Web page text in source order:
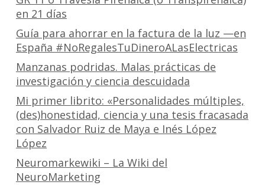
en 21 días
Guía para ahorrar en la factura de la luz —en
España #NoRegalesTuDineroALasElectricas
Manzanas podridas. Malas prácticas de
investigación y ciencia descuidada
Mi primer librito: «Personalidades múltiples,
(des)honestidad, ciencia y una tesis fracasada
con Salvador Ruiz de Maya e Inés López
López
Neuromarkewiki – La Wiki del
NeuroMarketing